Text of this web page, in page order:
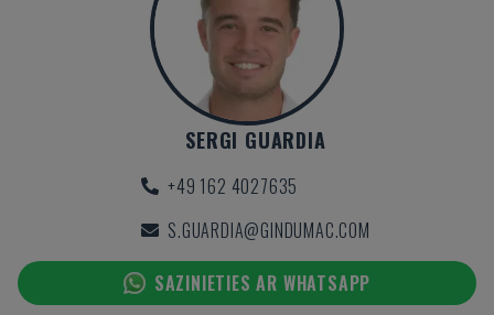
SERGI GUARDIA
+49 162 4027635
S.GUARDIA@GINDUMAC.COM
SAZINIETIES AR WHATSAPP